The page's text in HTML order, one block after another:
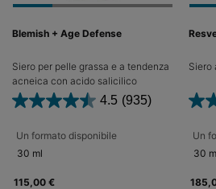
Blemish + Age Defense
Siero per pelle grassa e a tendenza
acneica con acido salicilico
4.5 (935)
Un formato disponibile
30 ml
115,00 €
Siero
Un
30